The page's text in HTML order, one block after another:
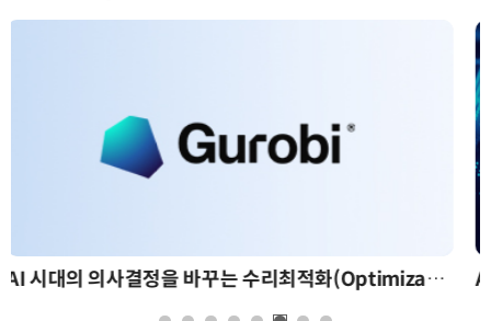
AI 핀옵스 실전 세미나: 폭증하는 AI 토큰 비용 관리 전략